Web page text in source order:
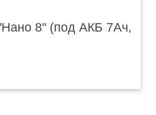
8" (под АКБ 7Ач,